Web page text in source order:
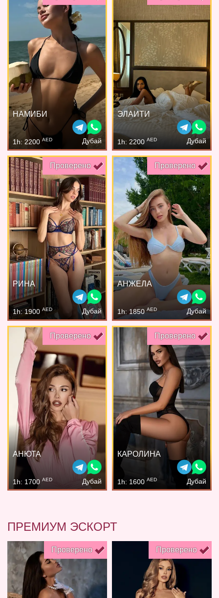
НАМИБИ
1h: 2200 AED Дубай
ЭЛАИТИ
1h: 2200 AED Дубай
Проверено
РИНА
1h: 1900 AED Дубай
Проверено
АНЖЕЛА
1h: 1850AED Дубай
Проверено
АНЮТА
1h: 1700 AED Дубай
Проверено
КАРОЛИНА
1h: 1600 AED Дубай
ПРЕМИУМ ЭСКОРТ
Проверено Проверено